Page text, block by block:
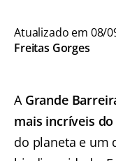
Atualizado em 08/
Freitas Gorges
A Grande
mais incríveis
do planeta e um